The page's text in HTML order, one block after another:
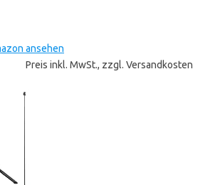
ansehen
Preis inkl. MwSt., zzgl. Versandkosten